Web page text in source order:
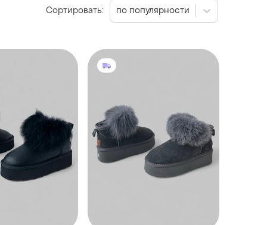
Сортировать: по популярности